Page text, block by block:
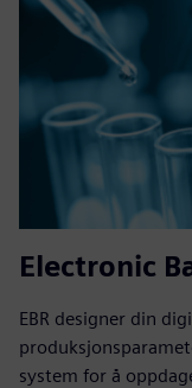
Electronic
EBR designer din
system for å